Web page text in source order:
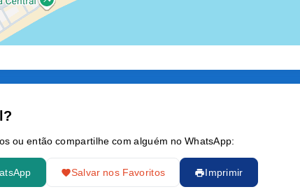
ou então compartilhe com alguém no WhatsApp:
Salvar nos Favoritos Imprimir